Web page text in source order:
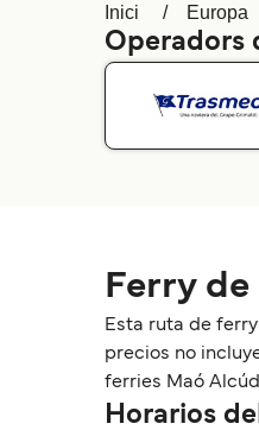
Inici Europa
Operadors
Ferry
Esta ruta de
precios no
ferries Maó
Horarios